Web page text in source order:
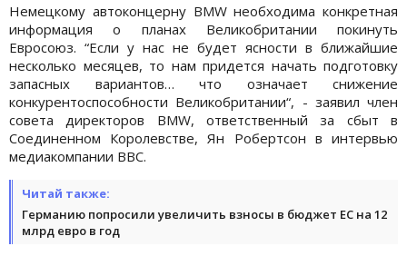
Немецкому автоконцерну BMW необходима конкретная
информация о планах Великобритании покинуть
Евросоюз. “Если у нас не будет ясности в ближайшие
несколько месяцев, то нам придется начать подготовку
запасных вариантов… что означает снижение
конкурентоспособности Великобритании“, - заявил член
совета директоров BMW, ответственный за сбыт в
Соединенном Королевстве, Ян Робертсон в интервью
медиакомпании BBC.
Читай также:
Германию попросили увеличить взносы в бюджет ЕС на 12
млрд евро в год